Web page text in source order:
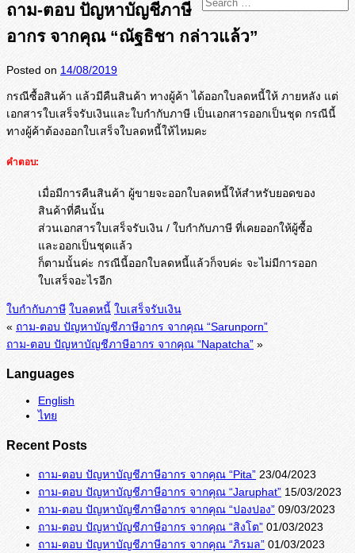
ถาม-ตอบ ปัญหาบัญชีภาษี
อากร จากคุณ “ณัฐธิชา กล่าวแล้ว”
Posted on 14/08/2019
กรณีซื้อสินค้า แล้วมีคืนสินค้า ทางผู้ค้า ได้ออกใบลดหนี้ให้ ภายหลัง แต่
เอกสารใบเสร็จรับเงินและใบกำกับภาษี เป็นเอกสารออกเป็นชุด กรณีนี้
ทางผู้ค้าต้องออกใบเสร็จใบลดหนี้ให้ไหมคะ
คำตอบ:
เมื่อมีการคืนสินค้า ผู้ขายจะออกใบลดหนี้ให้สำหรับยอดของ
สินค้าที่คืนนั้น
ส่วนเอกสารใบเสร็จรับเงิน / ใบกำกับภาษี ที่เคยออกให้ผู้ซื้อ
และออกเป็นชุดแล้ว
ก็ตามนั้นค่ะ กรณีนี้ออกใบลดหนี้แล้วก็จบค่ะ จะไม่มีการออก
ใบเสร็จอะไรอีก
ใบกำกับภาษี ใบลดหนี้ ใบเสร็จรับเงิน
« ถาม-ตอบ ปัญหาบัญชีภาษีอากร จากคุณ “Sarunporn”
ถาม-ตอบ ปัญหาบัญชีภาษีอากร จากคุณ “Napatcha” »
Languages
English
ไทย
Recent Posts
ถาม-ตอบ ปัญหาบัญชีภาษีอากร จากคุณ “Pita” 23/04/2023
ถาม-ตอบ ปัญหาบัญชีภาษีอากร จากคุณ “Jaruphat” 15/03/2023
ถาม-ตอบ ปัญหาบัญชีภาษีอากร จากคุณ “ปองปอง” 09/03/2023
ถาม-ตอบ ปัญหาบัญชีภาษีอากร จากคุณ “สิงโต” 01/03/2023
ถาม-ตอบ ปัญหาบัญชีภาษีอากร จากคุณ “ภิรมล” 01/03/2023